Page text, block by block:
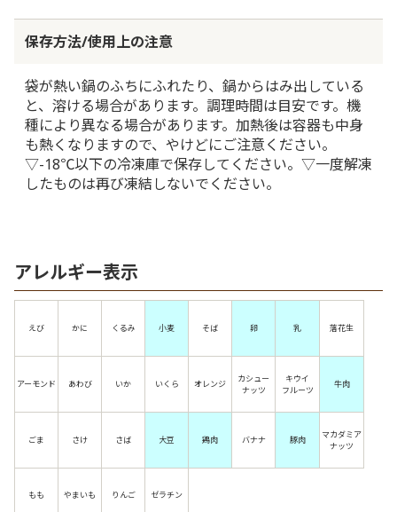
保存方法/使用上の注意
袋が熱い鍋のふちにふれたり、鍋からはみ出している
と、溶ける場合があります。調理時間は目安です。機
種により異なる場合があります。加熱後は容器も中身
も熱くなりますので、やけどにご注意ください。
▽-18℃以下の冷凍庫で保存してください。▽一度解凍
したものは再び凍結しないでください。
アレルギー表示
えび かに くるみ 小麦 そば 卵 乳 落花生
アーモンド あわび いか いくら オレンジ
カシュー
ナッツ
キウイ
フルーツ
牛肉
ごま さけ さば 大豆 鶏肉 バナナ 豚肉
マカダミア
ナッツ
もも やまいも りんご ゼラチン